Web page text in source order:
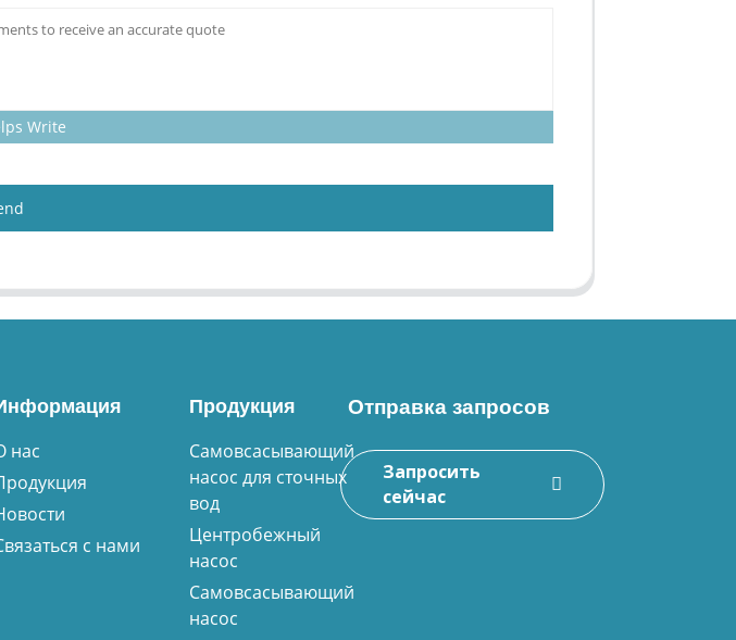
Write
нас
с нами
Продукция
Самовсасывающий
насос для сточных
вод
Центробежный
насос
Самовсасывающий
насос
Отправка запросов
Запросить
сейчас